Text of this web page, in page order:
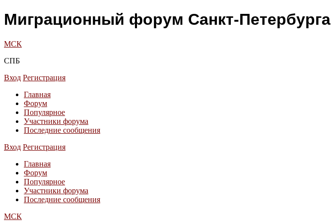
Миграционный форум Санкт-Петербурга
МСК
СПБ
Вход Регистрация
Главная
Форум
Популярное
Участники форума
Последние сообщения
Вход Регистрация
Главная
Форум
Популярное
Участники форума
Последние сообщения
МСК